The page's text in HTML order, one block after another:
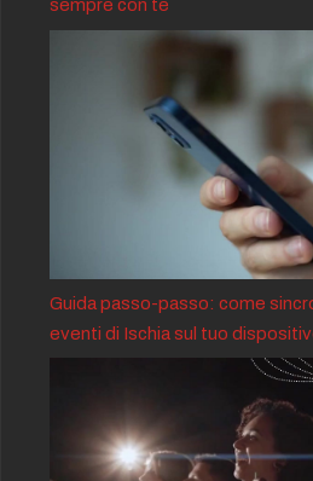
sempre con te
Guida passo-passo: come
eventi di Ischia sul tuo